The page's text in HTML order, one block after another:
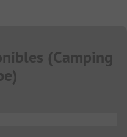
(Camping
)